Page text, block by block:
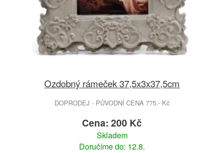
Ozdobný rámeček 37,5x3x37,5cm
DOPRODEJ - PŮVODNÍ CENA 775.- Kč
Cena: 200 Kč
Skladem
Doručíme do: 12.8.